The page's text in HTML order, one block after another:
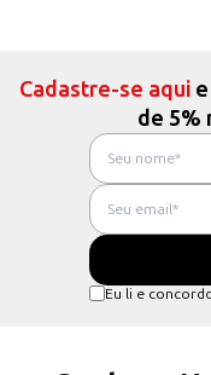
Cadastre-se aqui
de 5%
Eu li e